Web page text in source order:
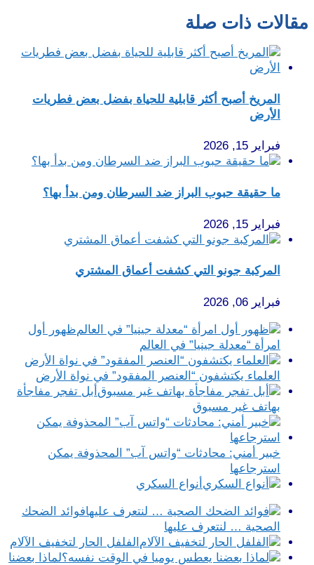
مقالات ذات صلة
المريخ أصبح أكثر قابلية للحياة بفضل بعض فطريات
الأرض
فبراير 15, 2026
ما حقيقة حبوب البراز ضد السرطان ومن بدأ بها؟
فبراير 15, 2026
المركبة جونو التي كشفت أعماق المشتري
فبراير 06, 2026
ظهور أول
امرأة “معدلة جينيا” في العالم
العلماء يكتشفون “العنصر المفقود” في نواة الأرض
أبل تفجر مفاجأة
بهاتف غير مسبوق
خبير أمني: محادثات “واتس آب” المحذوفة يمكن
استرجاعها
أنواع السكري
فوائد الضحك
الصحية … لنتعرف عليها
الفلفل الحار لتخفيف الآلام
لماذا بعضنا